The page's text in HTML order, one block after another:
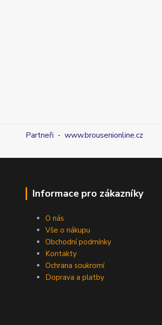
Partneři - www.brousenionline.cz
Informace pro zákazníky
O nás
Vše o nákupu
Obchodní podmínky
Kontakty
Ochrana soukromí
Doprava a platby